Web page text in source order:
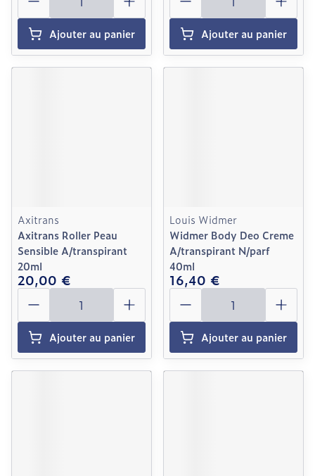
Ajouter au panier Ajouter au panier
Axitrans
Axitrans Roller Peau
Sensible A/transpirant
20ml
20,00 €
Quantité
Ajouter au panier
Louis Widmer
Widmer Body Deo Creme
A/transpirant N/parf
40ml
16,40 €
Quantité
Ajouter au panier